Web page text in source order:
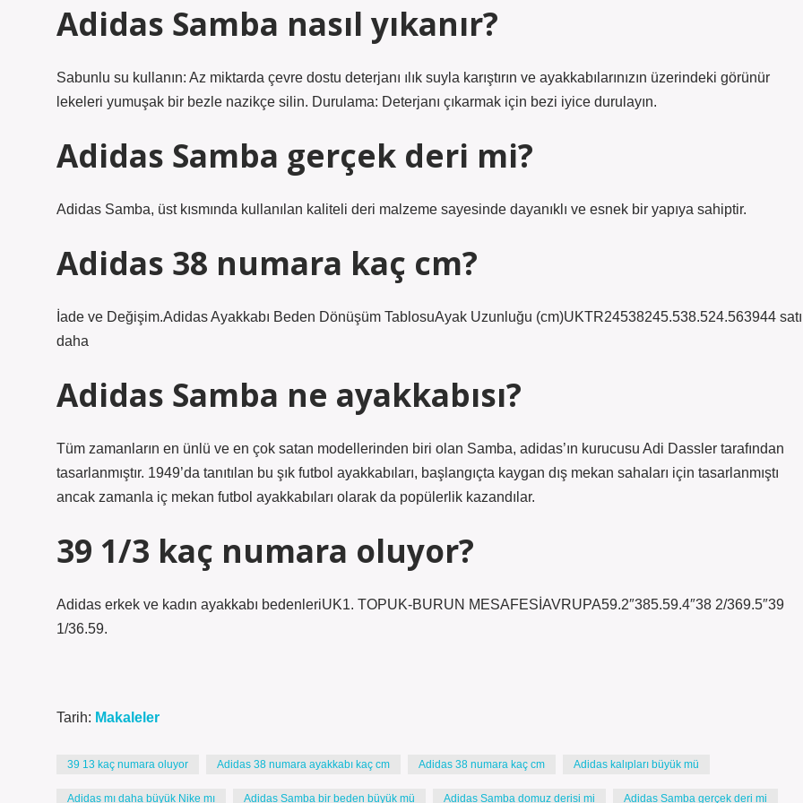
Adidas Samba nasıl yıkanır?
Sabunlu su kullanın: Az miktarda çevre dostu deterjanı ılık suyla karıştırın ve ayakkabılarınızın üzerindeki görünür
lekeleri yumuşak bir bezle nazikçe silin. Durulama: Deterjanı çıkarmak için bezi iyice durulayın.
Adidas Samba gerçek deri mi?
Adidas Samba, üst kısmında kullanılan kaliteli deri malzeme sayesinde dayanıklı ve esnek bir yapıya sahiptir.
Adidas 38 numara kaç cm?
İade ve Değişim.Adidas Ayakkabı Beden Dönüşüm TablosuAyak Uzunluğu (cm)UKTR24538245.538.524.563944
daha
Adidas Samba ne ayakkabısı?
Tüm zamanların en ünlü ve en çok satan modellerinden biri olan Samba, adidas’ın kurucusu Adi Dassler tarafından
tasarlanmıştır. 1949’da tanıtılan bu şık futbol ayakkabıları, başlangıçta kaygan dış mekan sahaları için tasarlanmıştı
ancak zamanla iç mekan futbol ayakkabıları olarak da popülerlik kazandılar.
39 1/3 kaç numara oluyor?
Adidas erkek ve kadın ayakkabı bedenleriUK1. TOPUK-BURUN MESAFESİAVRUPA59.2″385.59.4″38 2/369.5″39
1/36.59.
Tarih: Makaleler
39 13 kaç numara oluyor Adidas 38 numara ayakkabı kaç cm Adidas 38 numara kaç cm Adidas kalıpları büyük mü
Adidas mı daha büyük Nike mı Adidas Samba bir beden büyük mü Adidas Samba domuz derisi mi Adidas Samba gerçek deri mi